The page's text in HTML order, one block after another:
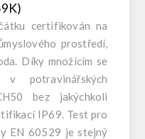
certifikován na
prostředí,
Díky množícím se
potravinářských
bez jakýchkoli
IP69. Test pro
EN 60529 je stejný